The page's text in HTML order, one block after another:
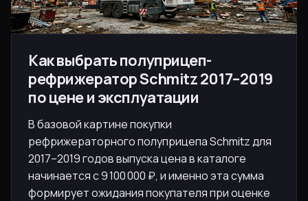
Как выбрать полуприцеп-
рефрижератор Schmitz 2017–2019
по цене и эксплуатации
В базовой картине покупки
рефрижераторного полуприцепа Schmitz для
2017–2019 годов выпуска цена в каталоге
начинается с 9 100 000 ₽, и именно эта сумма
формирует ожидания покупателя при оценке